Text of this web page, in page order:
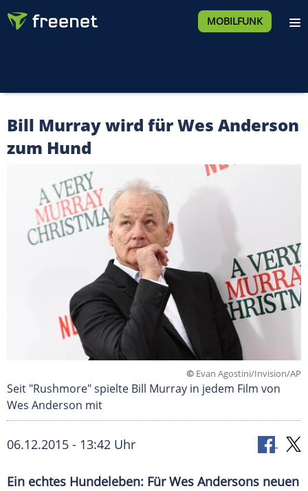
MOBILFUNK
Bill Murray wird für Wes Anderson
zum Hund
© Evan Agostini/Invision/AP
Seit "Rushmore" spielte Bill Murray in jedem Film von
Wes Anderson mit
06.12.2015 - 13:42 Uhr
Ein echtes Hundeleben: Für Wes Andersons neuen